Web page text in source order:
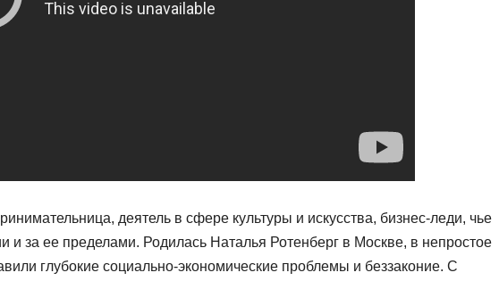
деятель в сфере культуры и искусства, бизнес-леди, чье
и за ее пределами. Родилась Наталья Ротенберг в Москве, в непростое
глубокие социально-экономические проблемы и беззаконие. С